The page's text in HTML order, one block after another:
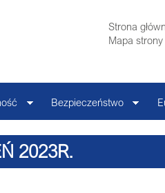
Strona
Mapa strony
Bezpieczeństwo
2023R.